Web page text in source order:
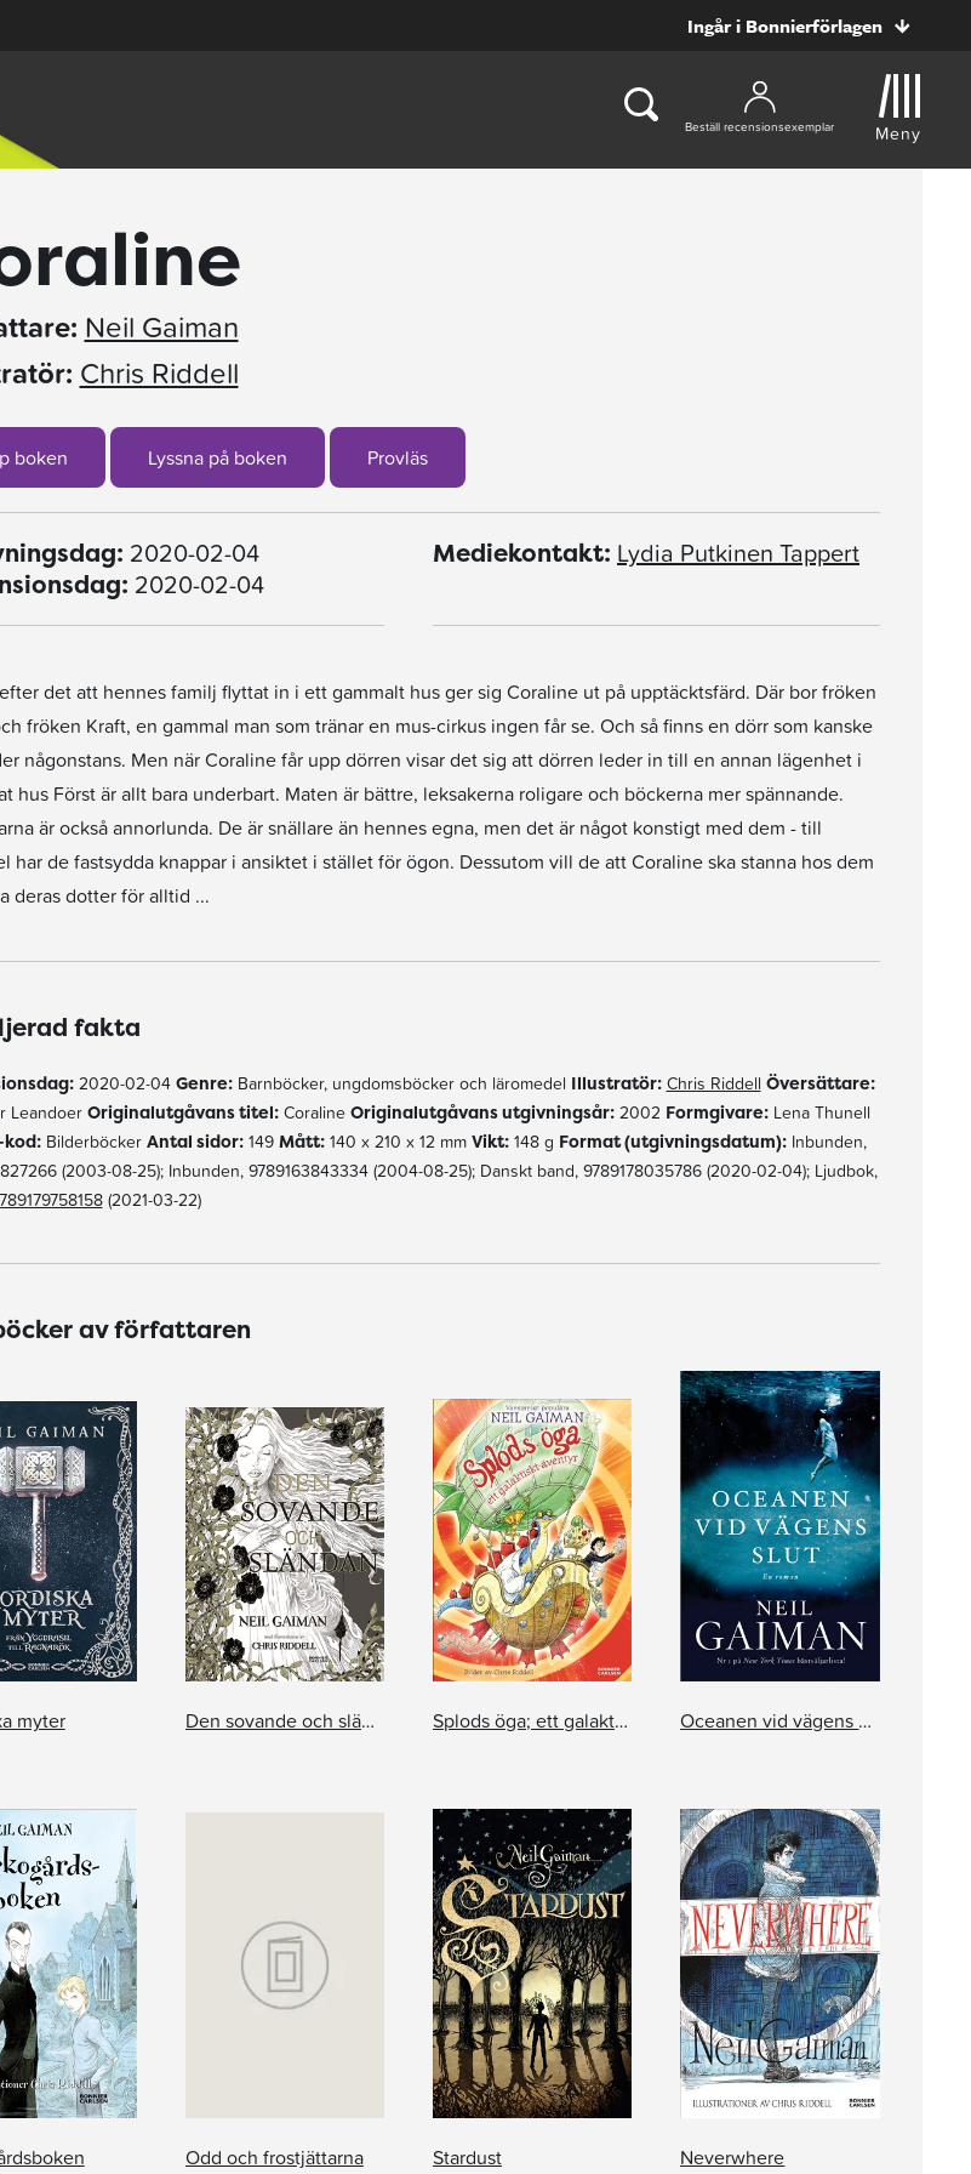
Ingår i Bonnierförlagen
Beställ recensionsexemplar Meny
Neil Gaiman
Chris Riddell
boken Lyssna på boken Provläs
2020-02-04
2020-02-04
Mediekontakt: Lydia Putkinen Tappert
det att hennes familj flyttat in i ett gammalt hus ger sig Coraline ut på upptäcktsfärd. Där bor fröken
fröken Kraft, en gammal man som tränar en mus-cirkus ingen får se. Och så finns en dörr som kanske
någonstans. Men när Coraline får upp dörren visar det sig att dörren leder in till en annan lägenhet i
hus Först är allt bara underbart. Maten är bättre, leksakerna roligare och böckerna mer spännande.
är också annorlunda. De är snällare än hennes egna, men det är något konstigt med dem - till
har de fastsydda knappar i ansiktet i stället för ögon. Dessutom vill de att Coraline ska stanna hos dem
deras dotter för alltid ...
fakta
2020-02-04 Genre:Barnböcker, ungdomsböcker och läromedel Illustratör: Chris Riddell Översättare:
Leandoer Originalutgåvans titel:Coraline Originalutgåvans utgivningsår:2002 Formgivare:Lena Thunell
kod:Bilderböcker Antal sidor:149 Mått:140 x 210 x 12 mm Vikt:148 g Format (utgivningsdatum):Inbunden,
(2003-08-25); Inbunden, 9789163843334 (2004-08-25); Danskt band, 9789178035786 (2020-02-04); Ljudbok,
(2021-03-22)
av författaren
myter Den sovande och sländan Splods öga; ett galaktiskt äventyr Oceanen vid vägens slut
Odd och frostjättarna Stardust Neverwhere